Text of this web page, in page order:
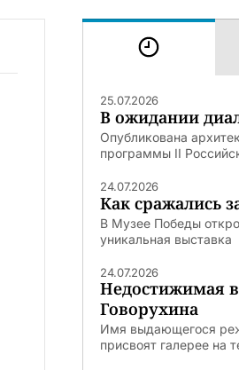
25.07.2026
В ожидании
Опубликована
программы II
24.07.2026
Как сражались
В Музее Победы
уникальная выставка
24.07.2026
Недостижимая
Говорухина
Имя выдающегося
присвоят галерее на